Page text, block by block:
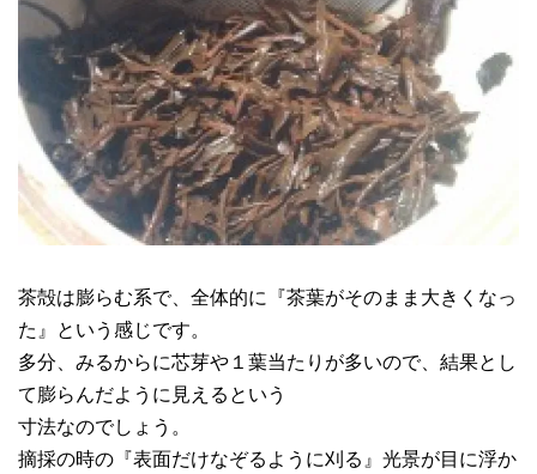
茶殻は膨らむ系で、全体的に『茶葉がそのまま大きくなっ
た』という感じです。
多分、みるからに芯芽や１葉当たりが多いので、結果とし
て膨らんだように見えるという
寸法なのでしょう。
摘採の時の『表面だけなぞるように刈る』光景が目に浮か